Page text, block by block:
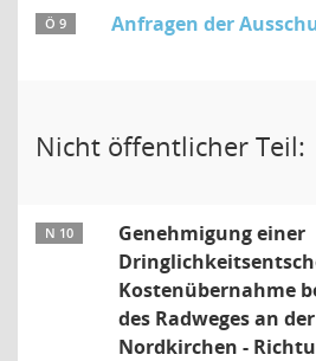
Ö 9 Anfragen der
Nicht öffentlicher Teil:
N 10
Genehmigung einer
Kostenübernahme
des Radweges an
Nordkirchen -